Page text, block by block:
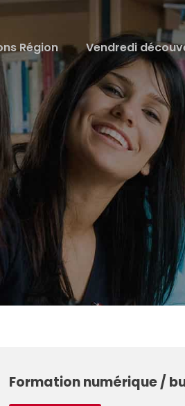
Région Vendredi
Formation numérique /